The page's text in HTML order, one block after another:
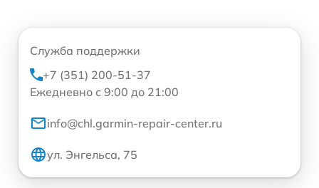
Служба поддержки
+7 (351) 200-51-37
Ежедневно с 9:00 до 21:00
info@chl.garmin-repair-center.ru
ул. Энгельса, 75